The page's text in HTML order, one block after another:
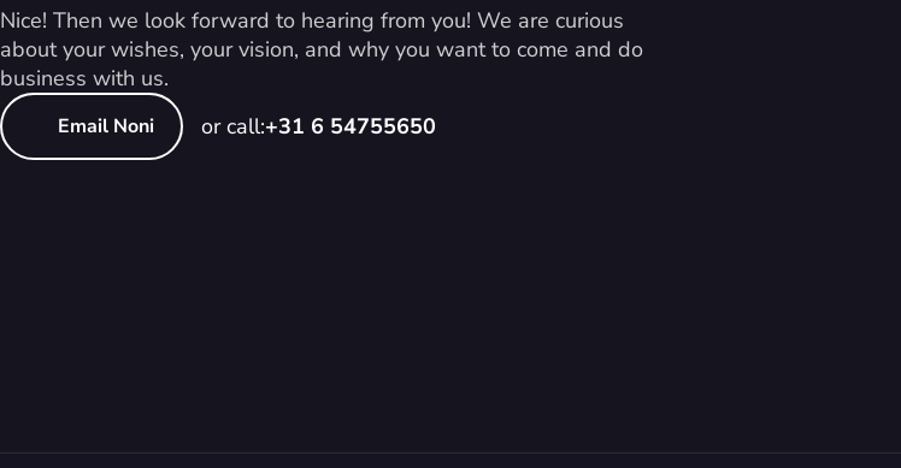
Nice! Then we look forward to hearing from you! We are curious
about your wishes, your vision, and why you want to come and do
business with us.
Email Noni or call:+31 6 54755650